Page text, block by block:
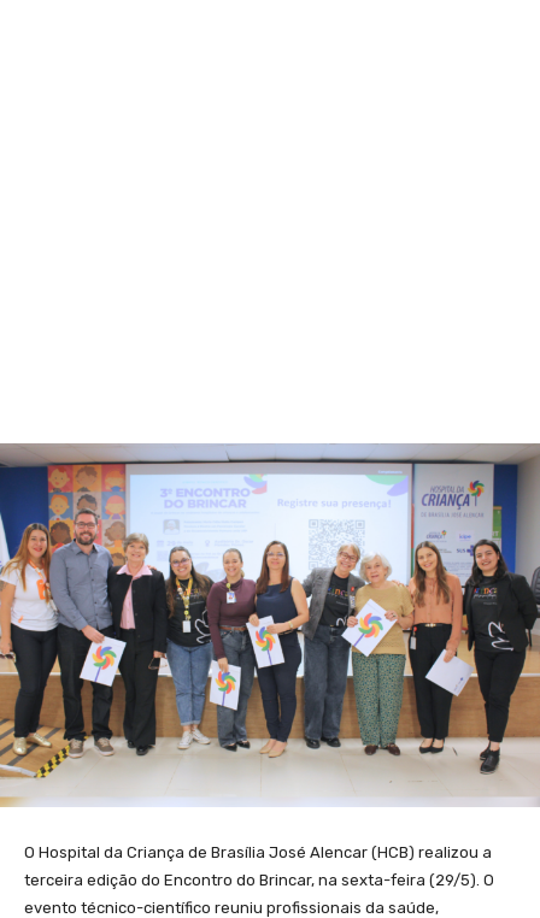
O Hospital da Criança de Brasília José Alencar (HCB) realizou a
terceira edição do Encontro do Brincar, na sexta-feira (29/5). O
evento técnico-científico reuniu profissionais da saúde,